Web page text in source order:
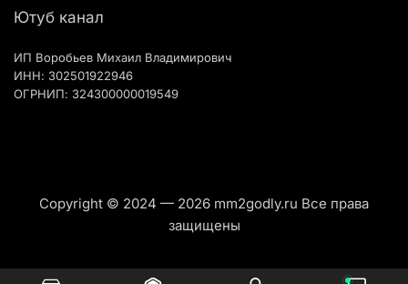
Ютуб канал
ИП Воробьев Михаил Владимирович
ИНН: 302501922946
ОГРНИП: 324300000019549
Copyright © 2024 — 2026 mm2godly.ru Все права
защищены